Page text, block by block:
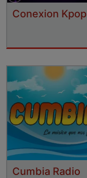
Conexion Kpop
Cumbia Radio